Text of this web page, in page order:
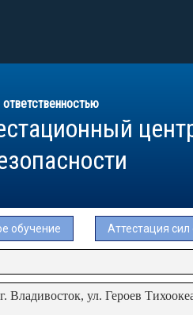
обучение Аттестация
Владивосток, ул. Героев